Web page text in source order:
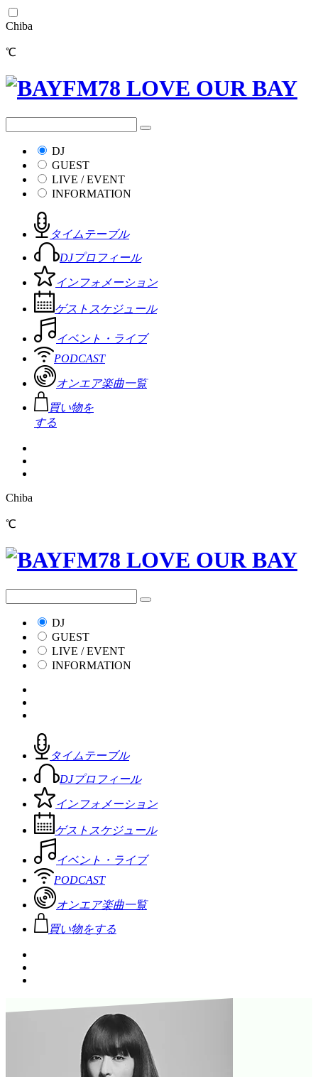
Chiba
℃
DJ
GUEST
LIVE / EVENT
INFORMATION
タイムテーブル
DJプロフィール
インフォメーション
ゲストスケジュール
イベント・ライブ
PODCAST
オンエア楽曲一覧
買い物を
する
Chiba
℃
DJ
GUEST
LIVE / EVENT
INFORMATION
タイムテーブル
DJプロフィール
インフォメーション
ゲストスケジュール
イベント・ライブ
PODCAST
オンエア楽曲一覧
買い物をする